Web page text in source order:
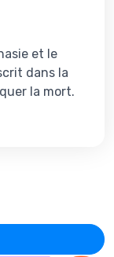
et le
dans la
la mort.